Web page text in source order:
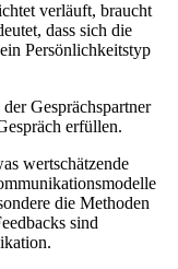
verläuft, braucht
dass sich die
Persönlichkeitstyp
Gesprächspartner
erfüllen.
wertschätzende
die Methoden
sind